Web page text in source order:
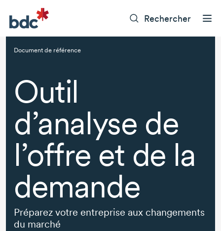
Rechercher
Document de référence
Outil
d’analyse de
l’offre et de la
demande
Préparez votre entreprise aux changements
du marché